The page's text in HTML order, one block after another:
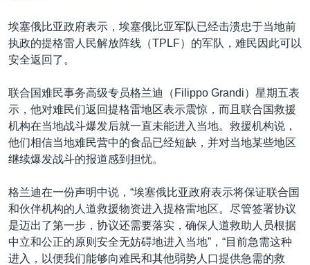
埃塞俄比亚政府表示，埃塞俄比亚军队已经击溃忠于当地前
执政的提格雷人民解放阵线（TPLF）的军队，难民因此可以
安全返回了。
联合国难民事务高级专员格兰迪（Filippo Grandi）星期五表
示，他对难民们返回提格雷地区表示震惊，而且联合国救援
机构在当地战斗爆发后就一直未能进入当地。救援机构说，
他们相信当地难民营中的食品已经短缺，并对当地某些地区
继续爆发战斗的报道感到担忧。
格兰迪在一份声明中说，“埃塞俄比亚政府表示将保证联合国
和伙伴机构的人道救援物资进入提格雷地区。尽管签署协议
是迈出了第一步，协议还需要落实，确保人道救助人员根据
中立和公正的原则安全无妨碍地进入当地”，“目前急需这种
进入，以便我们能够向难民和其他弱势人口提供急需的救